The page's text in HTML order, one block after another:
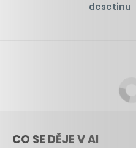
desetinu
CO SE DĚJE V AI